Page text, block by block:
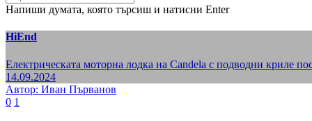
Напиши думата, която търсиш и натисни Enter
HiEnd
Електрическата моторна лодка на Candela с подводни криле
14.09.2024
Автор: Иван Първанов
0 1